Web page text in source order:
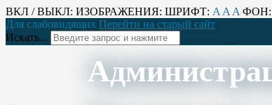
ВКЛ / ВЫКЛ: ИЗОБРАЖЕНИЯ: ШРИФТ: A A A ФОН:
Для слабовидящих Перейти на старый сайт
Искать...